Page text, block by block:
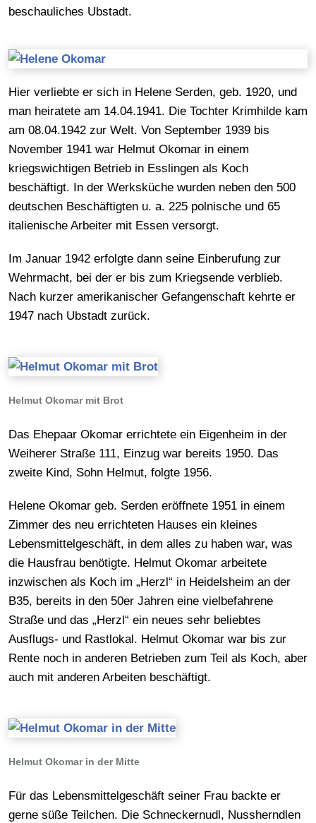
beschauliches Ubstadt.
Hier verliebte er sich in Helene Serden, geb. 1920, und
man heiratete am 14.04.1941. Die Tochter Krimhilde kam
am 08.04.1942 zur Welt. Von September 1939 bis
November 1941 war Helmut Okomar in einem
kriegswichtigen Betrieb in Esslingen als Koch
beschäftigt. In der Werksküche wurden neben den 500
deutschen Beschäftigten u. a. 225 polnische und 65
italienische Arbeiter mit Essen versorgt.
Im Januar 1942 erfolgte dann seine Einberufung zur
Wehrmacht, bei der er bis zum Kriegsende verblieb.
Nach kurzer amerikanischer Gefangenschaft kehrte er
1947 nach Ubstadt zurück.
Helmut Okomar mit Brot
Das Ehepaar Okomar errichtete ein Eigenheim in der
Weiherer Straße 111, Einzug war bereits 1950. Das
zweite Kind, Sohn Helmut, folgte 1956.
Helene Okomar geb. Serden eröffnete 1951 in einem
Zimmer des neu errichteten Hauses ein kleines
Lebensmittelgeschäft, in dem alles zu haben war, was
die Hausfrau benötigte. Helmut Okomar arbeitete
inzwischen als Koch im „Herzl“ in Heidelsheim an der
B35, bereits in den 50er Jahren eine vielbefahrene
Straße und das „Herzl“ ein neues sehr beliebtes
Ausflugs- und Rastlokal. Helmut Okomar war bis zur
Rente noch in anderen Betrieben zum Teil als Koch, aber
auch mit anderen Arbeiten beschäftigt.
Helmut Okomar in der Mitte
Für das Lebensmittelgeschäft seiner Frau backte er
gerne süße Teilchen. Die Schneckernudl, Nussherndlen